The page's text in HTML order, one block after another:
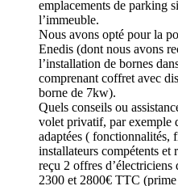
emplacements de parking
l’immeuble.
Nous avons opté pour la
Enedis (dont nous avons
l’installation de bornes
comprenant coffret avec
borne de 7kw).
Quels conseils ou
volet privatif, par exemple
adaptées (
installateurs compétents et
reçu 2 offres
2300 et 2800€ TTC